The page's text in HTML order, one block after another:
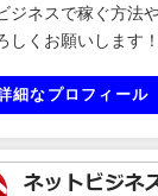
ジネスで稼ぐ方法
しくお願いします！
細なプロフィール